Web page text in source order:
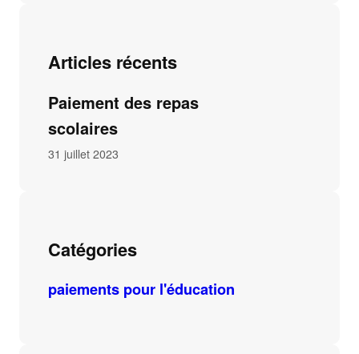
Articles récents
Paiement des repas
scolaires
31 juillet 2023
Catégories
paiements pour l'éducation